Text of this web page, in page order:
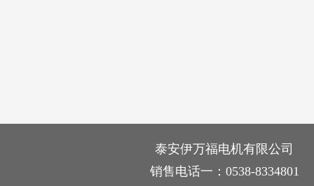
泰安伊万福电机有限公司
销售电话一：0538-8334801